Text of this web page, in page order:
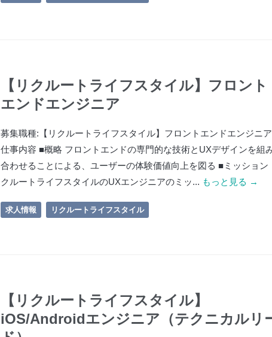
【リクルートライフスタイル】フロント
エンドエンジニア
募集職種:【リクルートライフスタイル】フロントエンドエンジニア
仕事内容 ■概略 フロントエンドの専門的な技術とUXデザインを組
合わせることによる、ユーザーの体験価値向上を図る ■ミッション
クルートライフスタイルのUXエンジニアのミッ... もっと見る →
求人情報 リクルートライフスタイル
【リクルートライフスタイル】
iOS/Androidエンジニア（テクニカルリ